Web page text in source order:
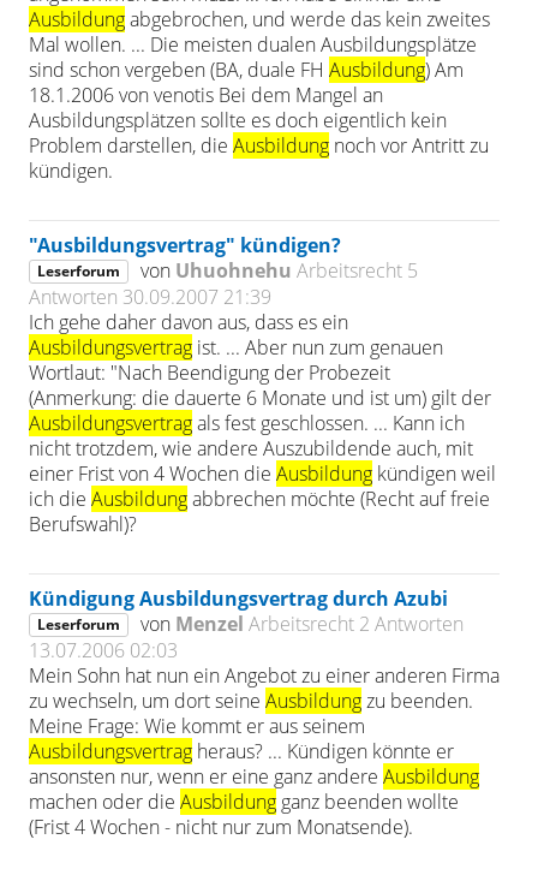
Ausbildungabgebrochen, und werde das kein zweites
Mal wollen. ... Die meisten dualen Ausbildungsplätze
sind schon vergeben (BA, duale FHAusbildung) Am
18.1.2006 von venotis Bei dem Mangel an
Ausbildungsplätzen sollte es doch eigentlich kein
Problem darstellen, dieAusbildung noch vor Antritt zu
kündigen.
"Ausbildungsvertrag" kündigen?
Leserforum von Uhuohnehu Arbeitsrecht 5
Antworten 30.09.2007 21:39
Ich gehe daher davon aus, dass es ein
Ausbildungsvertrag ist. ... Aber nun zum genauen
Wortlaut: "Nach Beendigung der Probezeit
(Anmerkung: die dauerte 6 Monate und ist um) gilt der
Ausbildungsvertragals fest geschlossen. ... Kann ich
nicht trotzdem, wie andere Auszubildende auch, mit
einer Frist von 4 Wochen dieAusbildung kündigen weil
ich dieAusbildungabbrechen möchte (Recht auf freie
Berufswahl)?
Kündigung Ausbildungsvertrag durch Azubi
Leserforum von Menzel Arbeitsrecht 2 Antworten
13.07.2006 02:03
Mein Sohn hat nun ein Angebot zu einer anderen Firma
zu wechseln, um dort seineAusbildungzu beenden.
Meine Frage: Wie kommt er aus seinem
Ausbildungsvertrag heraus? ... Kündigen könnte er
ansonsten nur, wenn er eine ganz andereAusbildung
machen oder dieAusbildung ganz beenden wollte
(Frist 4 Wochen - nicht nur zum Monatsende).